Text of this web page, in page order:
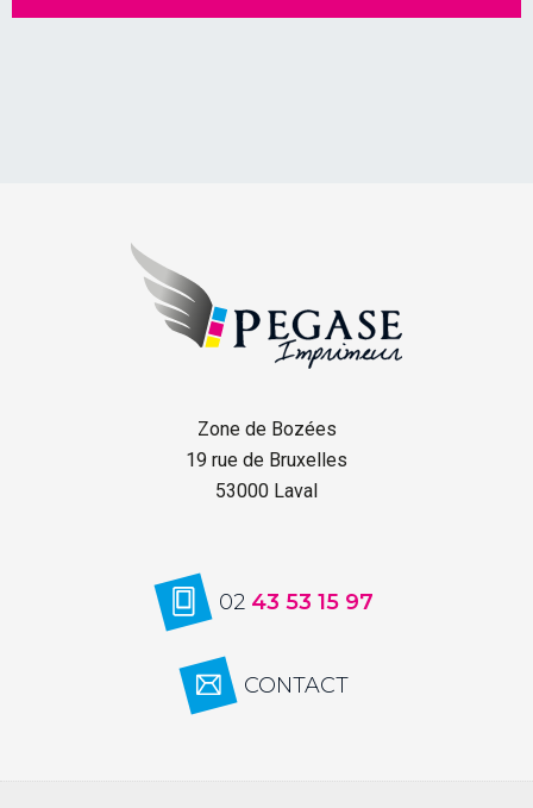
Zone de Bozées
19 rue de Bruxelles
53000 Laval
02 43 53 15 97
CONTACT